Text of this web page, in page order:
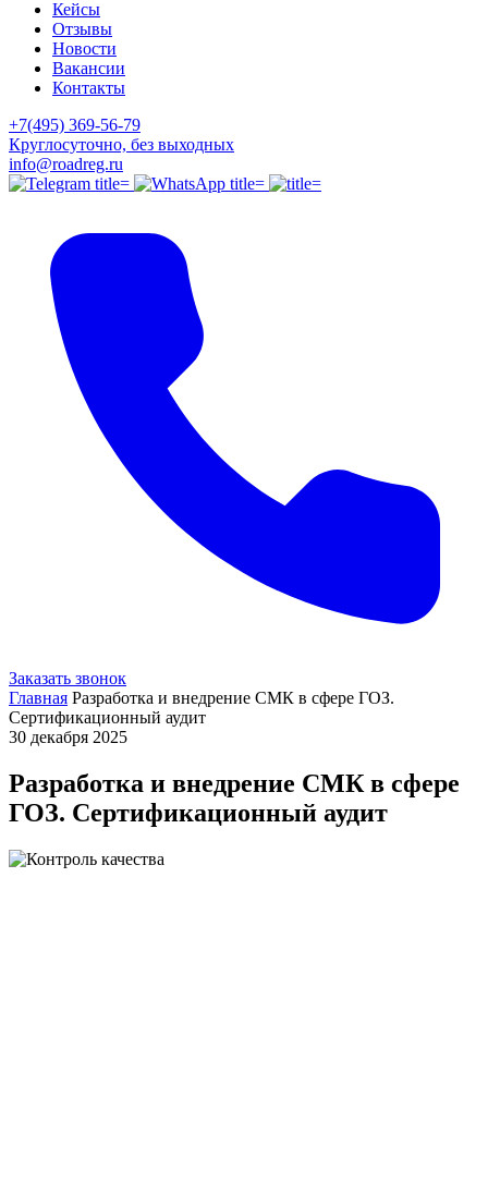
Кейсы
Отзывы
Новости
Вакансии
Контакты
+7(495) 369-56-79
Круглосуточно, без выходных
info@roadreg.ru
Заказать звонок
Главная Разработка и внедрение СМК в сфере ГОЗ.
Сертификационный аудит
30 декабря 2025
Разработка и внедрение СМК в сфере
ГОЗ. Сертификационный аудит